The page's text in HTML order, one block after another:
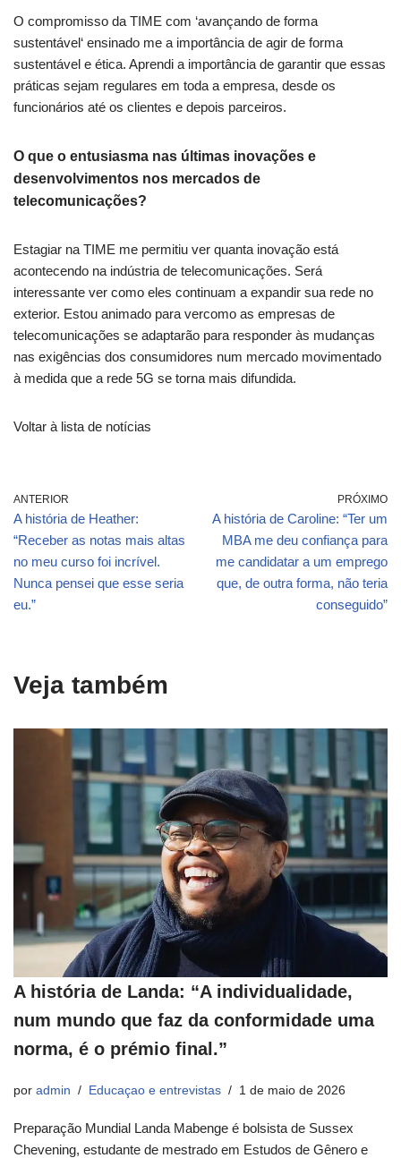
O compromisso da TIME com ‘avançando de forma
sustentável‘ ensinado me a importância de agir de forma
sustentável e ética. Aprendi a importância de garantir que essas
práticas sejam regulares em toda a empresa, desde os
funcionários até os clientes e depois parceiros.
O que o entusiasma nas últimas inovações e
desenvolvimentos nos mercados de
telecomunicações?
Estagiar na TIME me permitiu ver quanta inovação está
acontecendo na indústria de telecomunicações. Será
interessante ver como eles continuam a expandir sua rede no
exterior. Estou animado para vercomo as empresas de
telecomunicações se adaptarão para responder às mudanças
nas exigências dos consumidores num mercado movimentado
à medida que a rede 5G se torna mais difundida.
Voltar à lista de notícias
ANTERIOR
A história de Heather:
“Receber as notas mais altas
no meu curso foi incrível.
Nunca pensei que esse seria
eu.”
PRÓXIMO
A história de Caroline: “Ter um
MBA me deu confiança para
me candidatar a um emprego
que, de outra forma, não teria
conseguido”
Veja também
A história de Landa: “A individualidade,
num mundo que faz da conformidade uma
norma, é o prémio final.”
por admin Educaçao e entrevistas 1 de maio de 2026
Preparação Mundial Landa Mabenge é bolsista de Sussex
Chevening, estudante de mestrado em Estudos de Gênero e